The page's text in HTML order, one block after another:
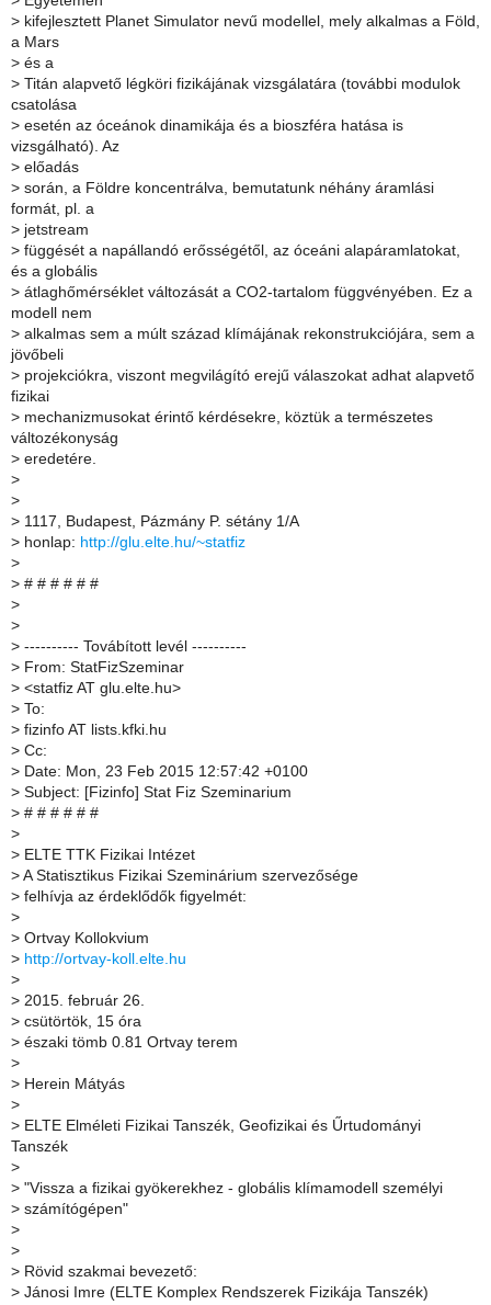
> kifejlesztett Planet Simulator nevű modellel, mely alkalmas a Föld,
a Mars
> és a
> Titán alapvető légköri fizikájának vizsgálatára (további modulok
csatolása
> esetén az óceánok dinamikája és a bioszféra hatása is
vizsgálható). Az
> előadás
> során, a Földre koncentrálva, bemutatunk néhány áramlási
formát, pl. a
> jetstream
> függését a napállandó erősségétől, az óceáni alapáramlatokat,
és a globális
> átlaghőmérséklet változását a CO2-tartalom függvényében. Ez a
modell nem
> alkalmas sem a múlt század klímájának rekonstrukciójára, sem a
jövőbeli
> projekciókra, viszont megvilágító erejű válaszokat adhat alapvető
fizikai
> mechanizmusokat érintő kérdésekre, köztük a természetes
változékonyság
> eredetére.
>
>
> 1117, Budapest, Pázmány P. sétány 1/A
> honlap: http://glu.elte.hu/~statfiz
>
> # # # # # #
>
>
> ---------- Továbított levél ----------
> From: StatFizSzeminar
> <statfiz AT glu.elte.hu>
> To:
> fizinfo AT lists.kfki.hu
> Cc:
> Date: Mon, 23 Feb 2015 12:57:42 +0100
> Subject: [Fizinfo] Stat Fiz Szeminarium
> # # # # # #
>
> ELTE TTK Fizikai Intézet
> A Statisztikus Fizikai Szeminárium szervezősége
> felhívja az érdeklődők figyelmét:
>
> Ortvay Kollokvium
> http://ortvay-koll.elte.hu
>
> 2015. február 26.
> csütörtök, 15 óra
> északi tömb 0.81 Ortvay terem
>
> Herein Mátyás
>
> ELTE Elméleti Fizikai Tanszék, Geofizikai és Űrtudományi
Tanszék
>
> "Vissza a fizikai gyökerekhez - globális klímamodell személyi
> számítógépen"
>
>
> Rövid szakmai bevezető:
> Jánosi Imre (ELTE Komplex Rendszerek Fizikája Tanszék)